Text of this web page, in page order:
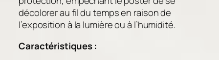
i
g
o
décolorer au fil du temps en raison de
l’exposition à la lumière ou à l’humidité.
Caractéristiques :